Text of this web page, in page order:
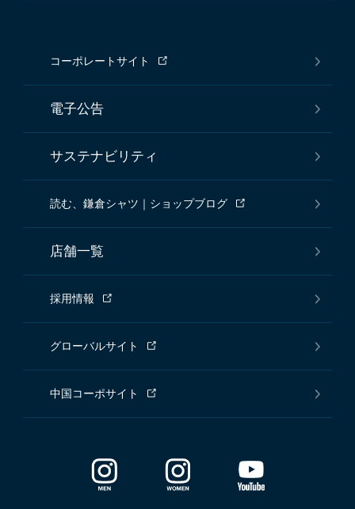
コーポレートサイト
電子公告
サステナビリティ
読む、鎌倉シャツ｜ショップブログ
店舗一覧
採用情報
グローバルサイト
中国コーポサイト